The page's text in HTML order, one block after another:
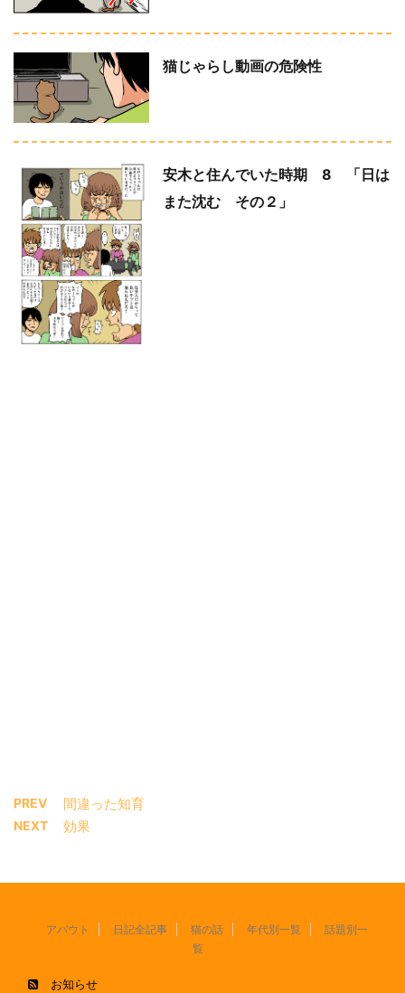
猫じゃらし動画の危険性
安木と住んでいた時期 8 「日は
また沈む その２」
PREV 間違った知育
NEXT 効果
アバウト 日記全記事 猫の話 年代別一覧
話題別一
覧
お知らせ